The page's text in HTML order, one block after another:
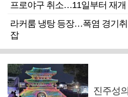
프로야구 취소…11일부터 재개
라커룸 냉탕 등장…폭염 경기
잡
진주성